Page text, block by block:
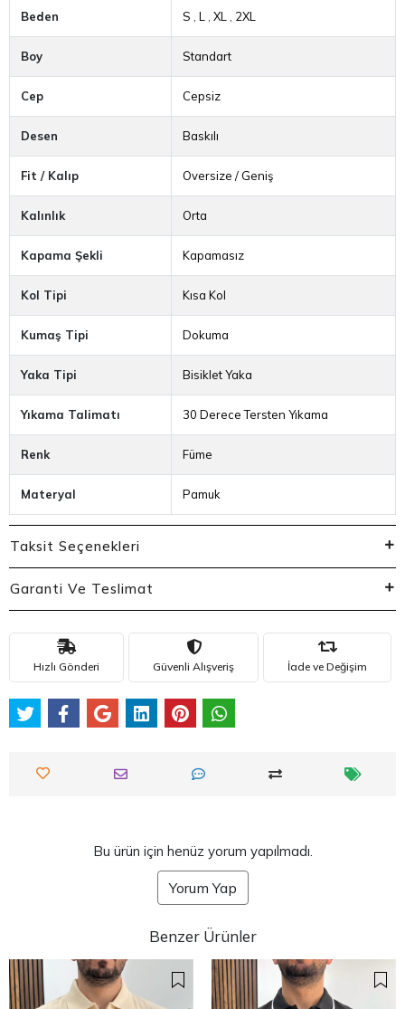
Beden S L XL 2XL
Boy Standart
Cep Cepsiz
Desen Baskılı
Fit / Kalıp Oversize / Geniş
Kalınlık Orta
Kapama Şekli Kapamasız
Kol Tipi Kısa Kol
Kumaş Tipi Dokuma
Yaka Tipi Bisiklet Yaka
Yıkama Talimatı 30 Derece Tersten Yıkama
Renk Füme
Materyal Pamuk
Taksit Seçenekleri
Garanti Ve Teslimat
Hızlı Gönderi Güvenli Alışveriş İade ve Değişim
Bu ürün için henüz yorum yapılmadı.
Yorum Yap
Benzer Ürünler